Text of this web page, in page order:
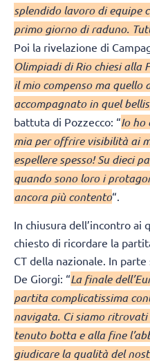
splendido lavoro di equipe
primo giorno di raduno.
Poi la rivelazione di
Olimpiadi di Rio chiesi alla
il mio compenso ma quello
accompagnato in quel
battuta di Pozzecco: “Io ho
mia per offrire visibilità ai
espellere spesso! Su dieci
quando sono loro i
ancora più contento“.
In chiusura dell’incontro
chiesto di ricordare la
CT della nazionale. In
De Giorgi: “La finale
partita complicatissima
navigata. Ci siamo
tenuto botta e alla fine
giudicare la qualità del